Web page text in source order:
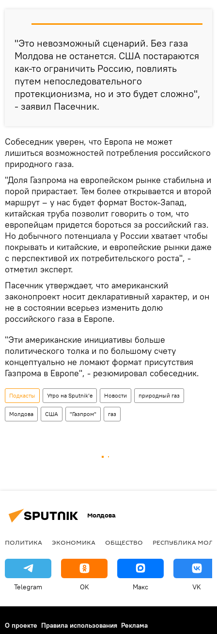
"Это невозможный сценарий. Без газа
Молдова не останется. США постараются
как-то ограничить Россию, повлиять
путем непоследовательного
протекционизма, но и это будет сложно",
- заявил Пасечник.
Собеседник уверен, что Европа не может
лишиться возможностей потребления российского
природного газа.
"Доля Газпрома на европейском рынке стабильна и
порой прирастает. Тем более открывается и второй
маршрут – у нас будет формат Восток-Запад,
китайская труба позволит говорить о том, что
европейцам придется бороться за российский газ.
Но добычного потенциала у России хватает чтобы
покрывать и китайские, и европейские рынки даже
с перспективой их потребительского роста", -
отметил эксперт.
Пасечник утверждает, что американский
законопроект носит декларативный характер, и он
не в состоянии всерьез изменить долю
российского газа в Европе.
"Эти американские инициативы больше
политического толка и по большому счету
концептуально не ломают формат присутствия
Газпрома в Европе", - резюмировал собеседник.
Подкасты Утро на Sputnik’e Новости природный газ
Молдова США "Газпром" газ
Молдова
ПОЛИТИКА ЭКОНОМИКА ОБЩЕСТВО РЕСПУБЛИКА
Telegram OK Макс VK
О проекте Правила использования Реклама